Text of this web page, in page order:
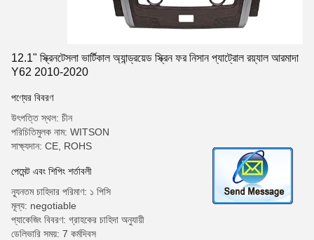
12.1" স্ক্রিনটেসলা ভার্টিকাল অ্যান্ড্রয়েড স্ক্রিন ফর নিসান প্যাট্রোল রয়্যাল আরমাদা
Y62 2010-2020
পণ্যের বিবরণ
উৎপত্তি স্থল: চীন
পরিচিতিমুলক নাম: WITSON
সাক্ষ্যদান: CE, ROHS
পেমেন্ট এবং শিপিং শর্তাবলী
ন্যূনতম চাহিদার পরিমাণ: ১ পিসি
মূল্য: negotiable
প্যাকেজিং বিবরণ: গ্রাহকের চাহিদা অনুযায়ী
ডেলিভারি সময়: 7 কর্মদিবস